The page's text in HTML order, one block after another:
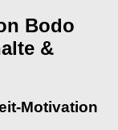
Bodo
&
Motivation